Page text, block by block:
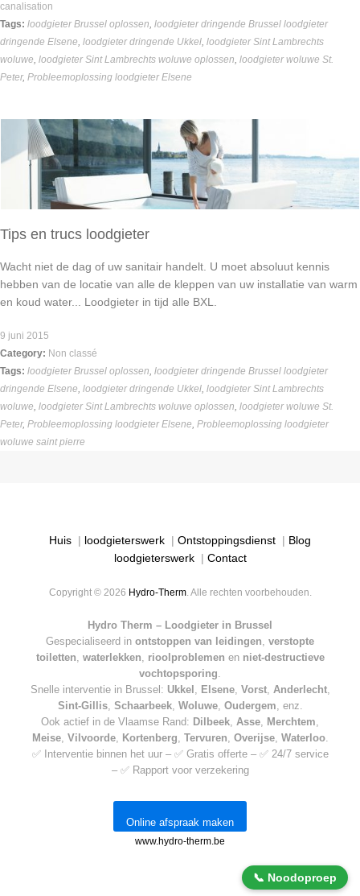
canalisation
Tags: loodgieter Brussel oplossen, loodgieter dringende Brussel loodgieter
dringende Elsene, loodgieter dringende Ukkel, loodgieter Sint Lambrechts
woluwe, loodgieter Sint Lambrechts woluwe oplossen, loodgieter woluwe St.
Peter, Probleemoplossing loodgieter Elsene
Tips en trucs loodgieter
Wacht niet de dag of uw sanitair handelt. U moet absoluut kennis
hebben van de locatie van alle de kleppen van uw installatie van warm
en koud water... Loodgieter in tijd alle BXL.
9 juni 2015
Category: Non classé
Tags: loodgieter Brussel oplossen, loodgieter dringende Brussel loodgieter
dringende Elsene, loodgieter dringende Ukkel, loodgieter Sint Lambrechts
woluwe, loodgieter Sint Lambrechts woluwe oplossen, loodgieter woluwe St.
Peter, Probleemoplossing loodgieter Elsene, Probleemoplossing loodgieter
woluwe saint pierre
Huis | loodgieterswerk | Ontstoppingsdienst | Blog
loodgieterswerk| Contact
Copyright © 2026 Hydro-Therm. Alle rechten voorbehouden.
📞 Noodoproep
Hydro Therm – Loodgieter in Brussel
Gespecialiseerd in ontstoppen van leidingen, verstopte
toiletten, waterlekken, rioolproblemen en niet-destructieve
vochtopsporing.
Snelle interventie in Brussel: Ukkel , Elsene, Vorst, Anderlecht,
Sint-Gillis, Schaarbeek, Woluwe, Oudergem, enz.
Ook actief in de Vlaamse Rand: Dilbeek, Asse, Merchtem,
Meise, Vilvoorde, Kortenberg, Tervuren, Overijse, Waterloo.
✅ Interventie binnen het uur – ✅ Gratis offerte – ✅ 24/7 service
– ✅ Rapport voor verzekering
Online afspraak maken
www.hydro-therm.be